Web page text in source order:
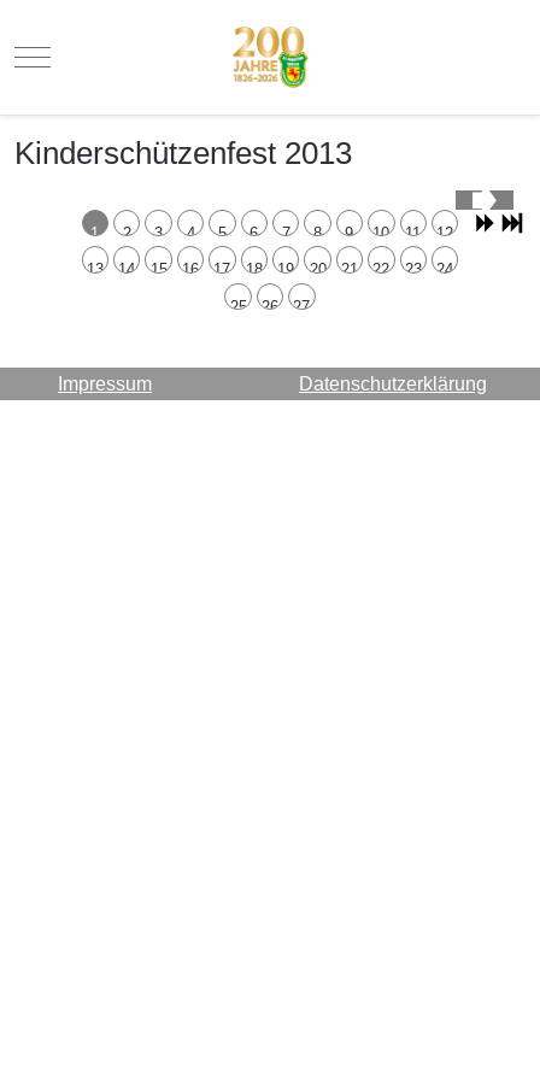
Mobile Menu Toggle
Kinderschützenfest 2013
1 2 3 4 5 6 7 8 9 10 11 12
13 14 15 16 17 18 19 20 21 22 23 24
25 26 27
Impressum Datenschutzerklärung